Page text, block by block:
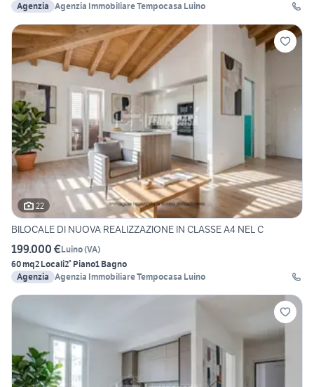
Agenzia Agenzia Immobiliare Tempocasa Luino
22
BILOCALE DI NUOVA REALIZZAZIONE IN CLASSE A4 NEL C
199.000 €Luino(VA)
60 mq2 Locali2° Piano1 Bagno
Agenzia Agenzia Immobiliare Tempocasa Luino